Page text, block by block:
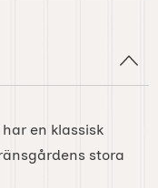
en klassisk
stora